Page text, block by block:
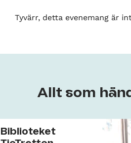
Tyvärr, detta evenemang är
Allt som
Biblioteket